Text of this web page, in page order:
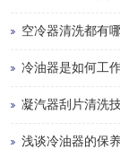
空冷器清洗都有
冷油器是如何工
凝汽器刮片清洗
浅谈冷油器的保